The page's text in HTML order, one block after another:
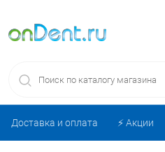
Доставка и оплата ⚡️ Акции